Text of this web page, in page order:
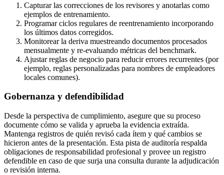
Capturar las correcciones de los revisores y anotarlas como
ejemplos de entrenamiento.
Programar ciclos regulares de reentrenamiento incorporando
los últimos datos corregidos.
Monitorear la deriva muestreando documentos procesados
mensualmente y re-evaluando métricas del benchmark.
Ajustar reglas de negocio para reducir errores recurrentes (por
ejemplo, reglas personalizadas para nombres de empleadores
locales comunes).
Gobernanza y defendibilidad
Desde la perspectiva de cumplimiento, asegure que su proceso
documente cómo se valida y aprueba la evidencia extraída.
Mantenga registros de quién revisó cada ítem y qué cambios se
hicieron antes de la presentación. Esta pista de auditoría respalda
obligaciones de responsabilidad profesional y provee un registro
defendible en caso de que surja una consulta durante la adjudicación
o revisión interna.